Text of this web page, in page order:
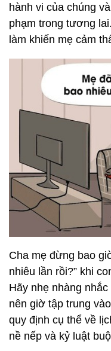
hành vi của chúng
phạm trong tương
làm khiến mẹ cảm
Cha mẹ đừng bao
nhiêu lần rồi?” khi
Hãy nhẹ nhàng
nên giờ tập trung
quy định cụ thể về
nề nếp và kỷ luật